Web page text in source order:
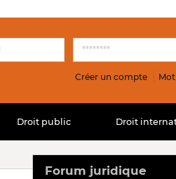
Créer un compte
Droit public Droit
Forum juridique